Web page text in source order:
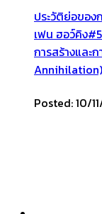
ประวัติย่อขอ
เฟน ฮอว์คิง
การสร้างและ
Annihilation)
Posted: 10/